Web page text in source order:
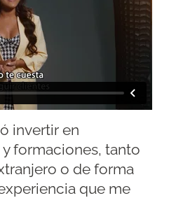
invertir en
formaciones, tanto
o de forma
que me